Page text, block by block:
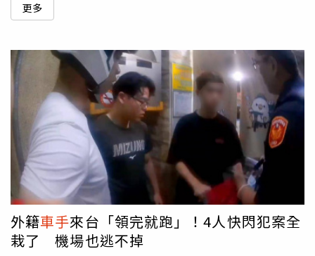
更多
外籍車手來台「領完就跑」！4人快閃犯案全
栽了 機場也逃不掉